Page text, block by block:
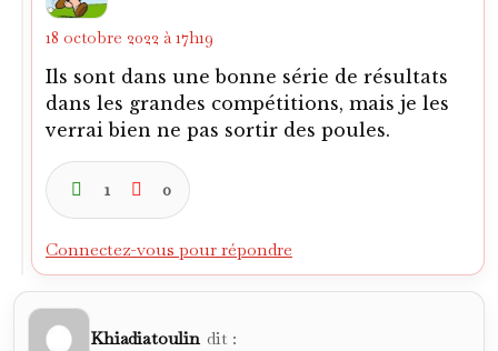
18 octobre 2022 à 17h19
Ils sont dans une bonne série de résultats
dans les grandes compétitions, mais je les
verrai bien ne pas sortir des poules.
1 0
Connectez-vous pour répondre
Khiadiatoulin dit :